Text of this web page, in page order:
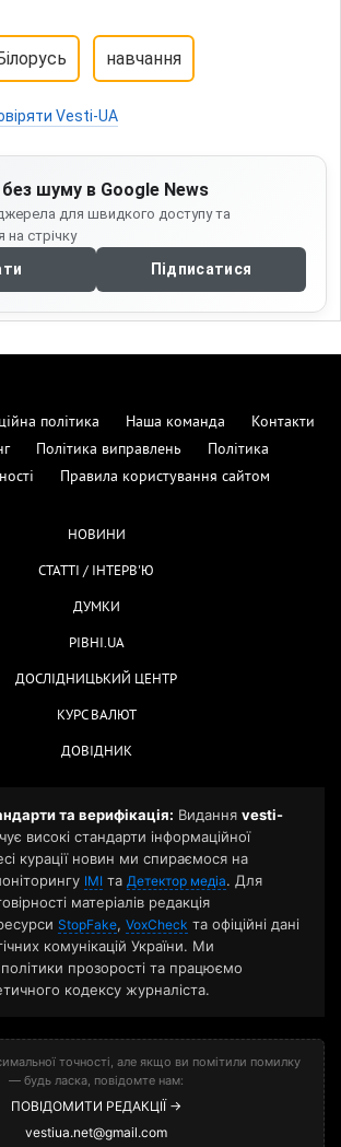
навчання
Vesti-UA
шуму в Google News
для швидкого доступу та
на стрічку
Підписатися
політика Наша команда
Контакти
Політика виправлень
Політика
Правила користування сайтом
НОВИНИ
СТАТТІ / ІНТЕРВ'Ю
ДУМКИ
РІВНІ.UA
ДОСЛІДНИЦЬКИЙ ЦЕНТР
КУРС ВАЛЮТ
ДОВІДНИК
та верифікація: Видання vesti-
високі стандарти інформаційної
курації новин ми спираємося на
ІМІ та Детектор медіа. Для
матеріалів редакція
StopFake, VoxCheck та офіційні дані
комунікацій України. Ми
прозорості та працюємо
кодексу журналіста.
точності, але якщо ви помітили помилку
— будь ласка, повідомте нам:
ПОВІДОМИТИ РЕДАКЦІЇ →
vestiua.net@gmail.com